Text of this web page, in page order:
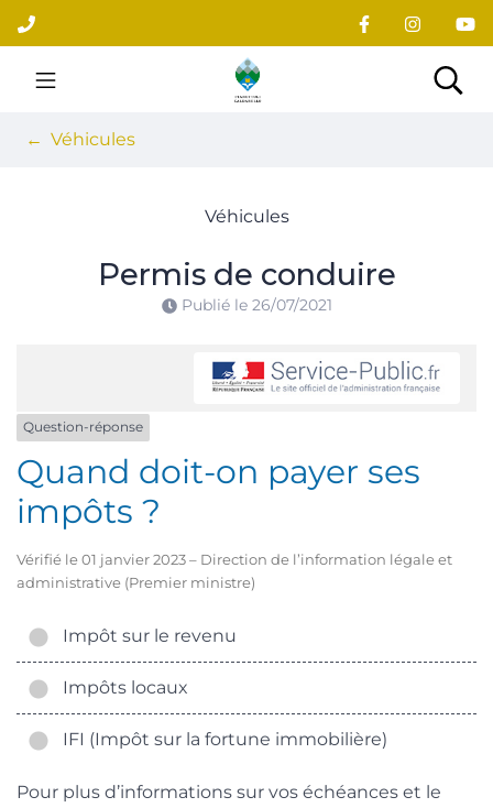
Aller
au
contenu
Site officiel du village
Véhicules
Véhicules
Permis de conduire
Publié le 26/07/2021
Question-réponse
Quand doit-on payer ses
impôts ?
Vérifié le 01 janvier 2023 – Direction de l’information légale et
administrative (Premier ministre)
Impôt sur le revenu
Impôts locaux
IFI (Impôt sur la fortune immobilière)
Pour plus d’informations sur vos échéances et le